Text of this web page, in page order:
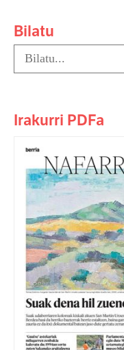
Bilatu
Irakurri PDFa